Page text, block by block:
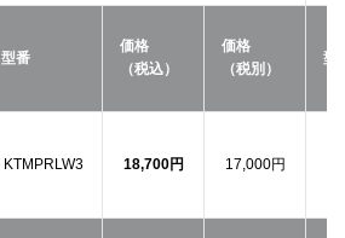
型番
価格
（税込）
価格
（税別）
型
KTMPRLW3 18,700円 17,000円